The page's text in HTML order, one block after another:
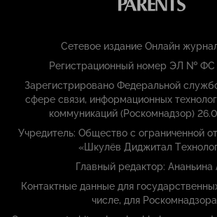
Сетевое издание Онлайн
Регистрационный номер ЭЛ № ФС
Зарегистрировано Федеральной
сфере связи, информационных
коммуникаций (Роскомнадзор)
Учредитель: Общество с ограниченной
«Шкулёв Диджитал
Главный редактор:
Контактные данные для
числе, для